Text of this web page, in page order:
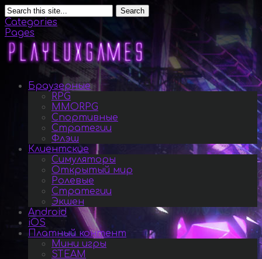
Search
Categories
Pages
Браузерные
RPG
MMORPG
Спортивные
Стратегии
Флэш
Клиентские
Симуляторы
Открытый мир
Ролевые
Стратегии
Экшен
Android
iOS
Платный контент
Мини игры
STEAM